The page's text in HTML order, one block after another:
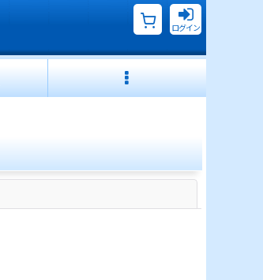
ログイン